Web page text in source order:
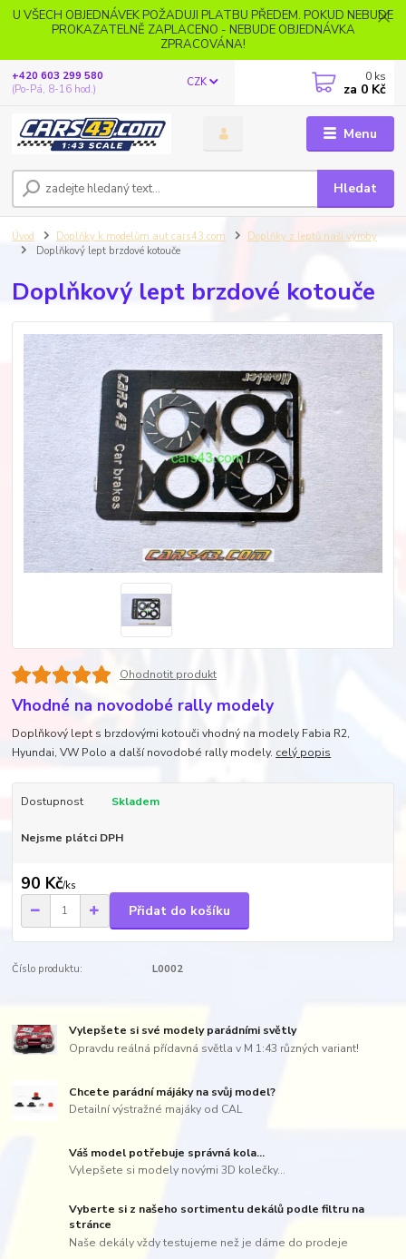
U VŠECH OBJEDNÁVEK POŽADUJI PLATBU PŘEDEM. POKUD NEBUDE
PROKAZATELNĚ ZAPLACENO - NEBUDE OBJEDNÁVKA
ZPRACOVÁNA!
Menu
CZK
Hledat
+420 603 299 580
(Po-Pá, 8-16 hod.)
0 ks
za 0 Kč
Úvod Doplňky k modelům aut cars43.com
Doplňky z leptů naší výroby
Doplňkový lept brzdové kotouče
Doplňkový lept brzdové kotouče
Ohodnotit produkt
Vhodné na novodobé rally modely
Doplňkový lept s brzdovými kotouči vhodný na modely Fabia R2,
Hyundai, VW Polo a další novodobé rally modely. celý popis
Dostupnost Skladem
Nejsme plátci DPH
90 Kč/ks
Přidat do košíku
Číslo produktu: L0002
Vylepšete si své modely parádními světly
Opravdu reálná přídavná světla v M 1:43 různých variant!
Chcete parádní májáky na svůj model?
Detailní výstražné majáky od CAL
Váš model potřebuje správná kola...
Vylepšete si modely novými 3D kolečky...
Vyberte si z našeho sortimentu dekálů podle filtru na
stránce
Naše dekály vždy testujeme než je dáme do prodeje